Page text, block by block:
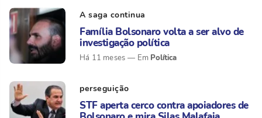
A saga continua
Família Bolsonaro volta a ser alvo de
investigação política
Há 11 meses Política
perseguição
STF aperta cerco contra apoiadores de